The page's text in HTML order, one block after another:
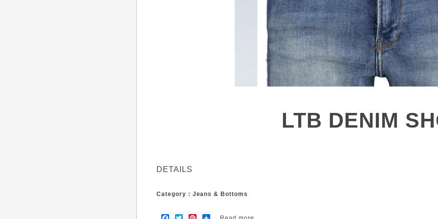
LTB DENIM
DETAILS
Category : Jeans & Bottoms